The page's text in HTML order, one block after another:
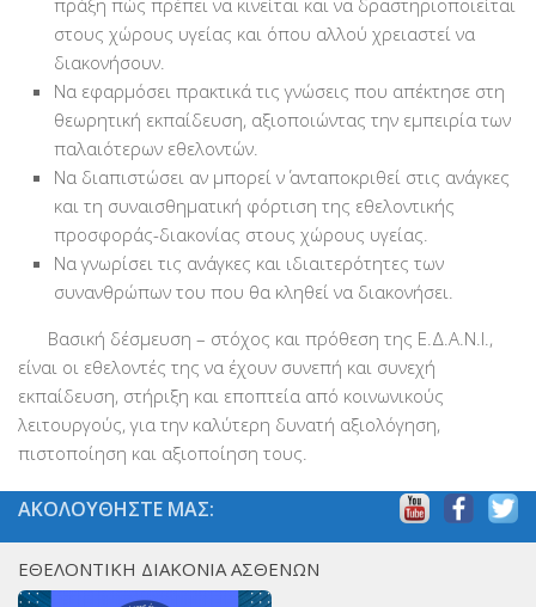
Βραβεύσεις
Εθελοντές
Γίνε εθελοντής
Εκπαίδευση
Θεωρητική
Πρακτική
Υποστήριξη
Εποπτεία
Ομάδες Στήριξης
Εμπειρίες
Μικρές ιστορίες
Στήριξέ μας
Με τραπεζική κατάθεση
Δράσεις
στους χώρους υγείας και όπου αλλού χρειαστεί να
διακονήσουν.
Να εφαρμόσει πρακτικά τις γνώσεις που απέκτησε στη
θεωρητική εκπαίδευση, αξιοποιώντας την εμπειρία των
παλαιότερων εθελοντών.
Να διαπιστώσει αν μπορεί ν΄ ανταποκριθεί στις ανάγκες
και τη συναισθηματική φόρτιση της εθελοντικής
προσφοράς-διακονίας στους χώρους υγείας.
Να γνωρίσει τις ανάγκες και ιδιαιτερότητες των
συνανθρώπων του που θα κληθεί να διακονήσει.
Βασική δέσμευση – στόχος και πρόθεση της Ε.Δ.Α.Ν.Ι.,
είναι οι εθελοντές της να έχουν συνεπή και συνεχή
εκπαίδευση, στήριξη και εποπτεία από κοινωνικούς
λειτουργούς, για την καλύτερη δυνατή αξιολόγηση,
πιστοποίηση και αξιοποίηση τους.
ΑΚΟΛΟΥΘΗΣΤΕ ΜΑΣ:
ΕΘΕΛΟΝΤΙΚΗ ΔΙΑΚΟΝΙΑ ΑΣΘΕΝΩΝ